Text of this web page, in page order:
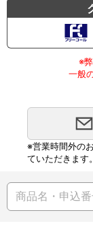
※
一般
※営業時間外の
ていただきます。